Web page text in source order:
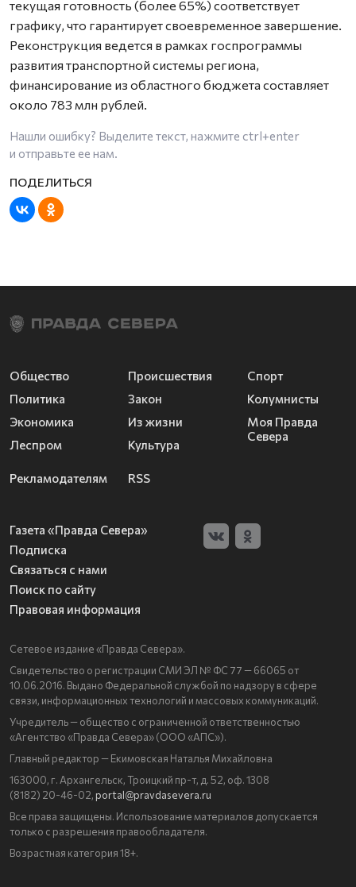
текущая готовность (более 65%) соответствует
графику, что гарантирует своевременное завершение.
Реконструкция ведется в рамках госпрограммы
развития транспортной системы региона,
финансирование из областного бюджета составляет
около 783 млн рублей.
Нашли ошибку? Выделите текст, нажмите ctrl+enter
и отправьте ее нам.
Общество
Политика
Экономика
Леспром
Происшествия
Закон
Из жизни
Культура
Спорт
Колумнисты
Моя Правда
Севера
Рекламодателям RSS
Газета «Правда Севера»
Подписка
Связаться с нами
Поиск по сайту
Правовая информация
Сетевое издание «Правда Севера».
Свидетельство о регистрации СМИ ЭЛ № ФС 77 — 66065 от
10.06.2016. Выдано Федеральной службой по надзору в сфере
связи, информационных технологий и массовых коммуникаций.
Учредитель — общество с ограниченной ответственностью
«Агентство «Правда Севера» (ООО «АПС»).
Главный редактор — Екимовская Наталья Михайловна
163000, г. Архангельск, Троицкий пр-т, д. 52, оф. 1308
(8182) 20-46-02, portal@pravdasevera.ru
Все права защищены. Использование материалов допускается
только с разрешения правообладателя.
Возрастная категория 18+.